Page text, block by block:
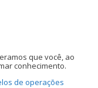
que você, ao
conhecimento.
de operações